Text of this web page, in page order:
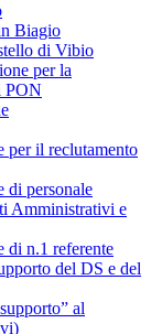
Biagio
di Vibio
per la
PON
per il reclutamento
di personale
Amministrativi e
di n.1 referente
del DS e del
al